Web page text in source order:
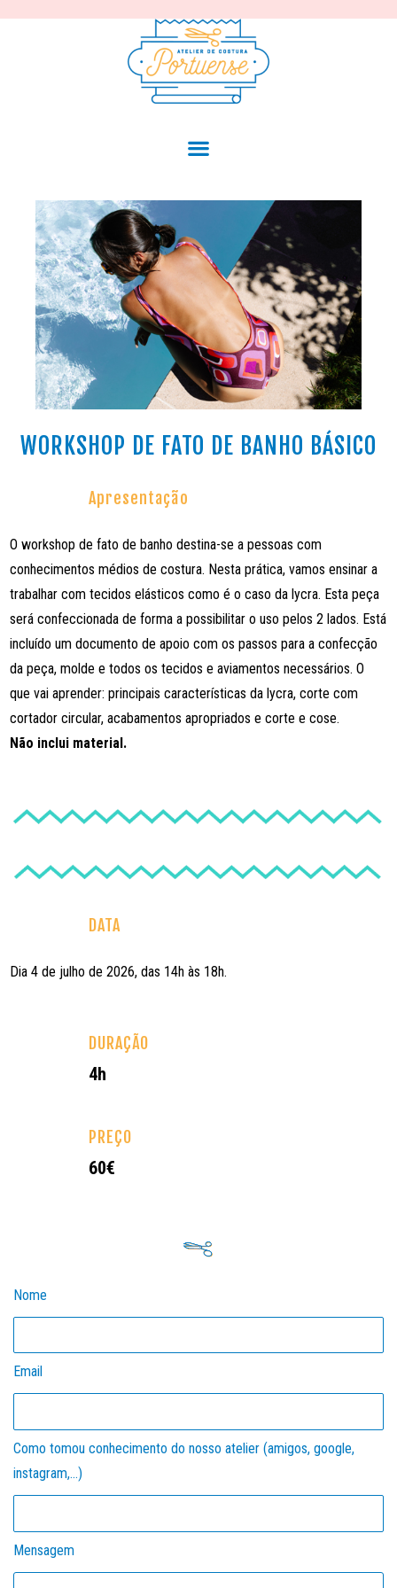
WORKSHOP DE FATO DE BANHO BÁSICO
Apresentação
O workshop de fato de banho destina-se a pessoas com
conhecimentos médios de costura. Nesta prática, vamos ensinar a
trabalhar com tecidos elásticos como é o caso da lycra. Esta peça
será confeccionada de forma a possibilitar o uso pelos 2 lados. Está
incluído um documento de apoio com os passos para a confecção
da peça, molde e todos os tecidos e aviamentos necessários. O
que vai aprender: principais características da lycra, corte com
cortador circular, acabamentos apropriados e corte e cose.
Não inclui material.
DATA
Dia 4 de julho de 2026, das 14h às 18h.
DURAÇÃO
4h
PREÇO
60€
Nome
Email
Como tomou conhecimento do nosso atelier (amigos, google,
instagram,...)
Mensagem